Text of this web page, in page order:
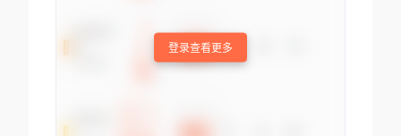
登录查看更多